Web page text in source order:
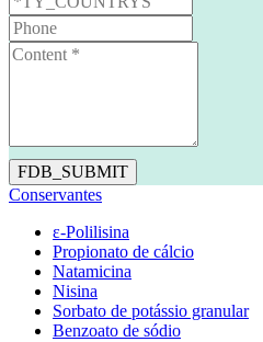
FDB_SUBMIT
Conservantes
ε-Polilisina
Propionato de cálcio
Natamicina
Nisina
Sorbato de potássio granular
Benzoato de sódio